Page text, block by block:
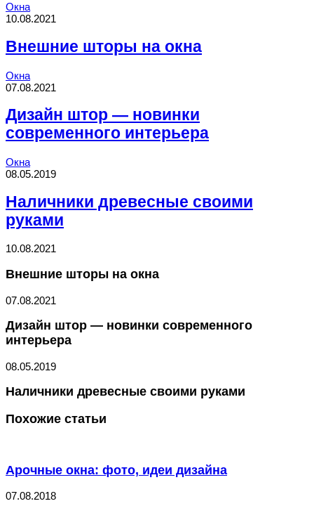
Окна
10.08.2021
Внешние шторы на окна
Окна
07.08.2021
Дизайн штор — новинки
современного интерьера
Окна
08.05.2019
Наличники древесные своими
руками
10.08.2021
Внешние шторы на окна
07.08.2021
Дизайн штор — новинки современного
интерьера
08.05.2019
Наличники древесные своими руками
Похожие статьи
Арочные окна: фото, идеи дизайна
07.08.2018